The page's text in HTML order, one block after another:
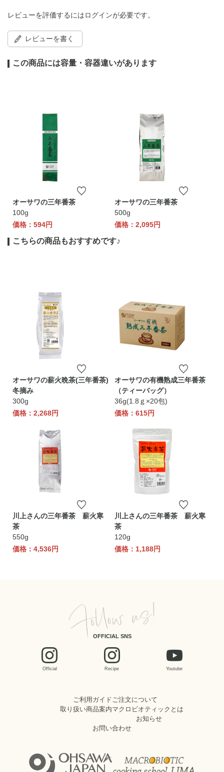
レビューを評価するにはログインが必要です。
レビューを書く
この商品には容量・容器違いがあります
オーサワの三年番茶
100g
価格：594円
オーサワの三年番茶
500g
価格：2,095円
こちらの商品もおすすめです♪
オーサワの薪火晩茶(三年番茶)
冬摘み
300g
価格：2,268円
オーサワの有機熟成三年番茶
（ティーバッグ）
36g(1.8ｇ×20包)
価格：615円
川上さんの三年番茶 薪火寒
茶
550g
価格：4,536円
川上さんの三年番茶 薪火寒
茶
120g
価格：1,188円
OFFICIAL SNS
Official Recipe Youtube
ご利用ガイドご注文について
取り扱い商品案内マクロビオティックとは
お知らせ
お問い合わせ